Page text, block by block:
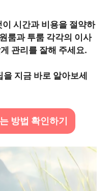
시간과 비용을 절약하
룸과 투룸 각각의 이사
관리를 잘해 주세요.
지금 바로 알아보세
방법 확인하기